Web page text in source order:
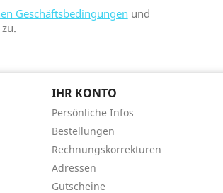
Geschäftsbedingungen und
zu.
IHR KONTO
Persönliche Infos
Bestellungen
Rechnungskorrekturen
Adressen
Gutscheine